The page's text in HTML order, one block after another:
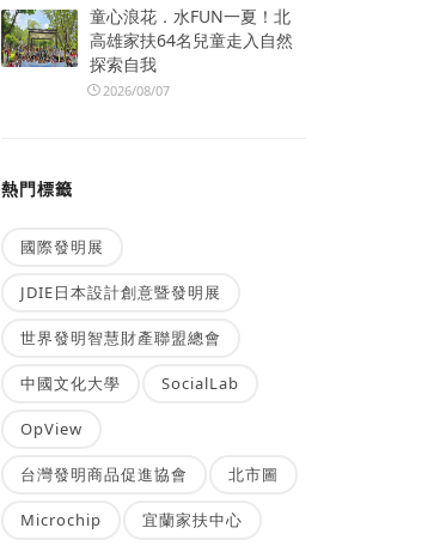
童心浪花．水FUN一夏！北
高雄家扶64名兒童走入自然
探索自我
2026/08/07
熱門標籤
國際發明展
JDIE日本設計創意暨發明展
世界發明智慧財產聯盟總會
中國文化大學 SocialLab
OpView
台灣發明商品促進協會 北市圖
Microchip 宜蘭家扶中心